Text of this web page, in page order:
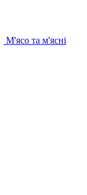
М'ясо та м'ясні